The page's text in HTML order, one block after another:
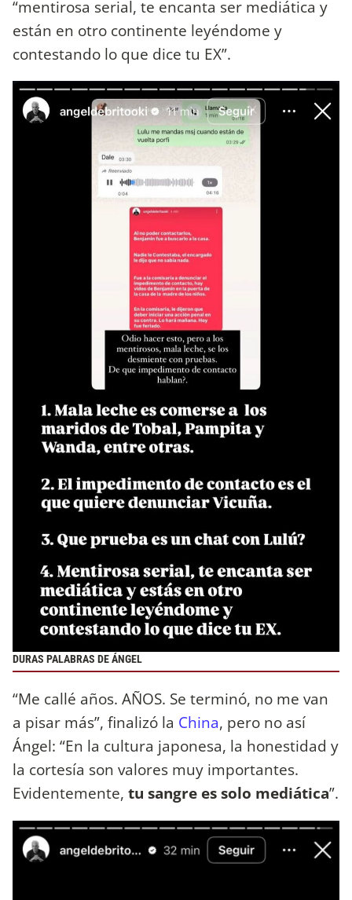
“mentirosa serial, te encanta ser mediática y
están en otro continente leyéndome y
contestando lo que dice tu EX”.
DURAS PALABRAS DE ÁNGEL
“Me callé años. AÑOS. Se terminó, no me van
a pisar más”, finalizó la China, pero no así
Ángel: “En la cultura japonesa, la honestidad y
la cortesía son valores muy importantes.
Evidentemente, tu sangre es solo mediática”.